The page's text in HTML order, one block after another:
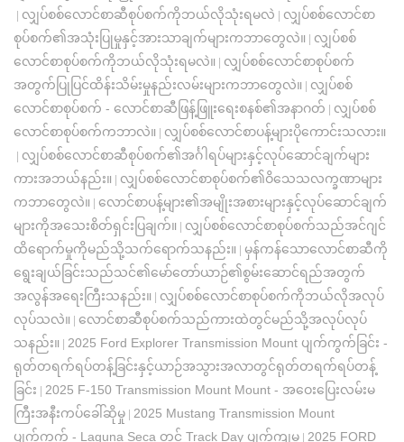
လျှပ်စစ်လောင်စာဆီစုပ်စက်ကိုဘယ်လိုသုံးရမလဲ
လျှပ်စစ်လောင်စာ
စုပ်စက်၏အသုံးပြုမှုနှင့်အားသာချက်များကဘာတွေလဲ။
လျှပ်စစ်
လောင်စာစုပ်စက်ကိုဘယ်လိုသုံးရမလဲ။
လျှပ်စစ်လောင်စာစုပ်စက်
အတွက်ပြုပြင်ထိန်းသိမ်းမှုနည်းလမ်းများကဘာတွေလဲ။
လျှပ်စစ်
လောင်စာစုပ်စက် - လောင်စာဆီဖြန့်ဖြူးရေးစနစ်၏အနာဂတ်
လျှပ်စစ်
လောင်စာစုပ်စက်ကဘာလဲ။
လျှပ်စစ်လောင်စာပန့်များပိုကောင်းသလား။
လျှပ်စစ်လောင်စာဆီစုပ်စက်၏အင်္ဂါရပ်များနှင့်လုပ်ဆောင်ချက်များ
ကားအဘယ်နည်း။
လျှပ်စစ်လောင်စာစုပ်စက်၏ဝိသေသလက္ခဏာများ
ကဘာတွေလဲ။
လောင်စာပန့်များ၏အမျိုးအစားများနှင့်လုပ်ဆောင်ချက်
များကိုအသေးစိတ်ရှင်းပြချက်။
လျှပ်စစ်လောင်စာစုပ်စက်သည်အင်ဂျင်
ထိရောက်မှုကိုမည်သို့သက်ရောက်သနည်း။
မှန်ကန်သောလောင်စာဆီကို
ရွေးချယ်ခြင်းသည်သင်၏မော်တော်ယာဉ်၏စွမ်းဆောင်ရည်အတွက်
အလွန်အရေးကြီးသနည်း။
လျှပ်စစ်လောင်စာစုပ်စက်ကိုဘယ်လိုအလုပ်
လုပ်သလဲ။
လောင်စာဆီစုပ်စက်သည်ကားထဲတွင်မည်သို့အလုပ်လုပ်
သနည်း။
2025 Ford Explorer Transmission Mount ပျက်ကွက်ခြင်း -
ရုတ်တရက်ရပ်တန့်ခြင်းနှင့်ယာဉ်အသွားအလာတွင်ရုတ်တရက်ရပ်တန့်
ခြင်း
2025 F-150 Transmission Mount Mount - အဝေးပြေးလမ်းမ
ကြီးအနီးကပ်ခေါ်ဆိုမှု 2025 Mustang Transmission Mount
ပျက်ကွက် - Laguna Seca တွင် Track Day ပျက်ကျမှု 2025 FORD